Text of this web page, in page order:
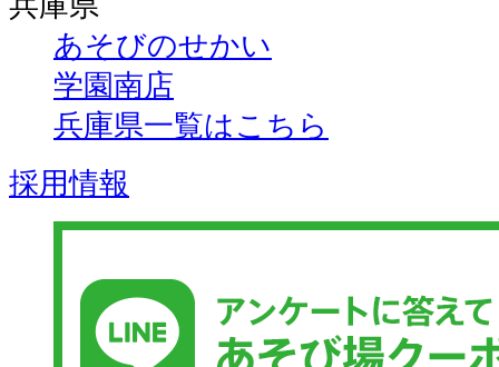
あそびのせかい
学園南店
兵庫県一覧はこちら
採用情報